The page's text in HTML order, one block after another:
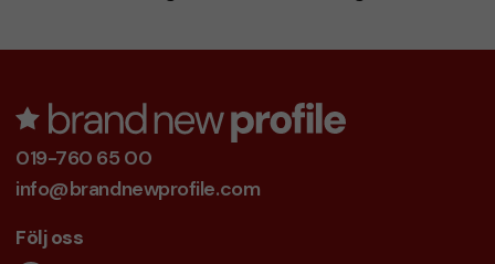
019-760 65 00
info@brandnewprofile.com
Följ oss